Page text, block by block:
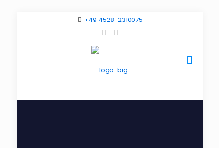
+49 4528-2310075